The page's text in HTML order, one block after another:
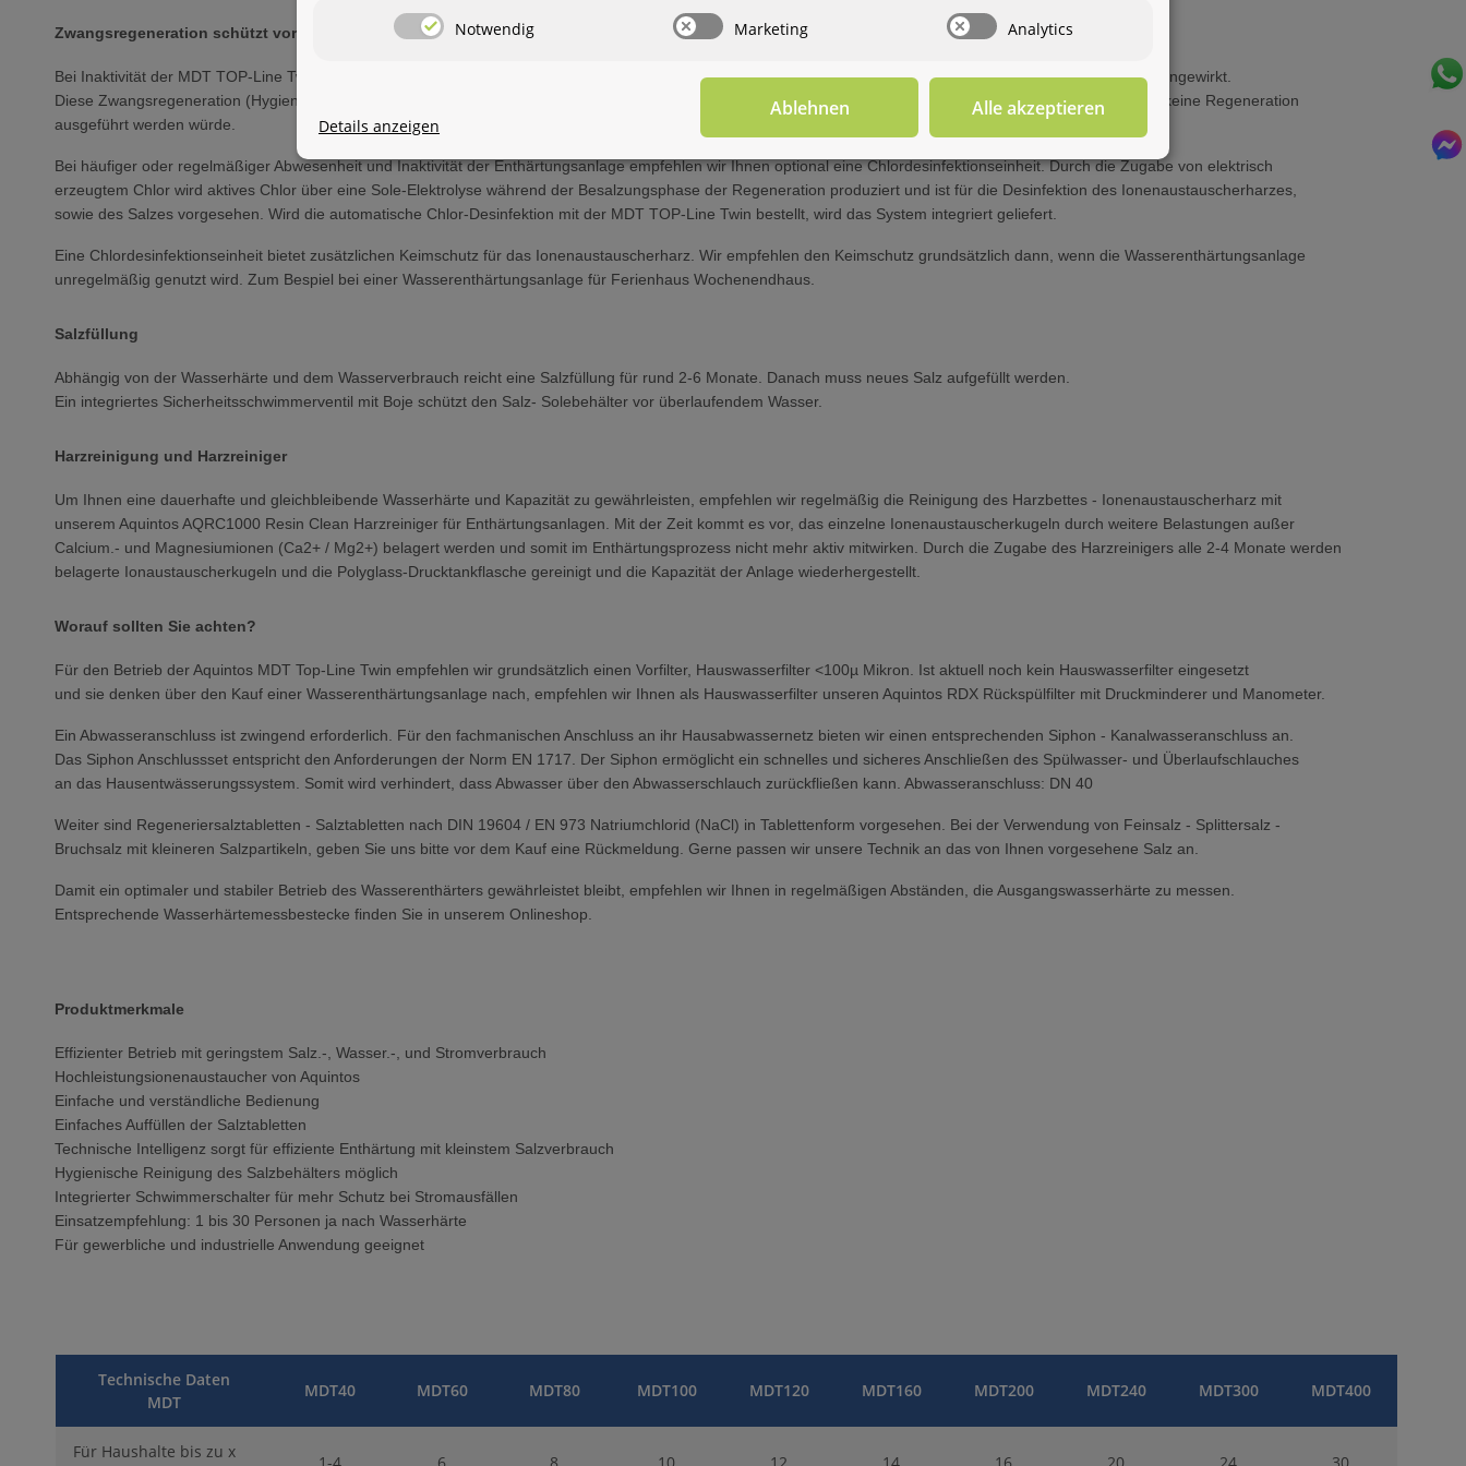
Zwangsregeneration schützt vor einer Anlagenverkeimung
Bei Inaktivität der MDT TOP-Line Twin startet die zeitliche Zwangsregeneration vollautomatisch am fünften Tag. Somit wird einer Verkeimung im Harzbett entgegengewirkt.
Diese Zwangsregeneration (Hygienespülung) ist eine Art Sicherheitsregeneration, die nur dann stattfindet, wenn durch die Mengensteuerung, z.B. durch Urlaub, keine Regeneration
ausgeführt werden würde.
Bei häufiger oder regelmäßiger Abwesenheit und Inaktivität der Enthärtungsanlage empfehlen wir Ihnen optional eine Chlordesinfektionseinheit. Durch die Zugabe von elektrisch
erzeugtem Chlor wird aktives Chlor über eine Sole-Elektrolyse während der Besalzungsphase der Regeneration produziert und ist für die Desinfektion des Ionenaustauscherharzes,
sowie des Salzes vorgesehen. Wird die automatische Chlor-Desinfektion mit der MDT TOP-Line Twin bestellt, wird das System integriert geliefert.
Eine Chlordesinfektionseinheit bietet zusätzlichen Keimschutz für das Ionenaustauscherharz. Wir empfehlen den Keimschutz grundsätzlich dann, wenn die Wasserenthärtungsanlage
unregelmäßig genutzt wird. Zum Bespiel bei einer Wasserenthärtungsanlage für Ferienhaus Wochenendhaus.
Salzfüllung
Abhängig von der Wasserhärte und dem Wasserverbrauch reicht eine Salzfüllung für rund 2-6 Monate. Danach muss neues Salz aufgefüllt werden.
Ein integriertes Sicherheitsschwimmerventil mit Boje schützt den Salz- Solebehälter vor überlaufendem Wasser.
Harzreinigung und Harzreiniger
Um Ihnen eine dauerhafte und gleichbleibende Wasserhärte und Kapazität zu gewährleisten, empfehlen wir regelmäßig die Reinigung des Harzbettes - Ionenaustauscherharz mit
unserem Aquintos AQRC1000 Resin Clean Harzreiniger für Enthärtungsanlagen. Mit der Zeit kommt es vor, das einzelne Ionenaustauscherkugeln durch weitere Belastungen außer
Calcium.- und Magnesiumionen (Ca2+ / Mg2+) belagert werden und somit im Enthärtungsprozess nicht mehr aktiv mitwirken. Durch die Zugabe des Harzreinigers alle 2-4 Monate werden
belagerte Ionaustauscherkugeln und die Polyglass-Drucktankflasche gereinigt und die Kapazität der Anlage wiederhergestellt.
Worauf sollten Sie achten?
Für den Betrieb der Aquintos MDT Top-Line Twin empfehlen wir grundsätzlich einen Vorfilter, Hauswasserfilter <100µ Mikron. Ist aktuell noch kein Hauswasserfilter eingesetzt
und sie denken über den Kauf einer Wasserenthärtungsanlage nach, empfehlen wir Ihnen als Hauswasserfilter unseren Aquintos RDX Rückspülfilter mit Druckminderer und Manometer.
Ein Abwasseranschluss ist zwingend erforderlich. Für den fachmanischen Anschluss an ihr Hausabwassernetz bieten wir einen entsprechenden Siphon - Kanalwasseranschluss an.
Das Siphon Anschlussset entspricht den Anforderungen der Norm EN 1717. Der Siphon ermöglicht ein schnelles und sicheres Anschließen des Spülwasser- und Überlaufschlauches
an das Hausentwässerungssystem. Somit wird verhindert, dass Abwasser über den Abwasserschlauch zurückfließen kann. Abwasseranschluss: DN 40
Weiter sind Regeneriersalztabletten - Salztabletten nach DIN 19604 / EN 973 Natriumchlorid (NaCl) in Tablettenform vorgesehen. Bei der Verwendung von Feinsalz - Splittersalz -
Bruchsalz mit kleineren Salzpartikeln, geben Sie uns bitte vor dem Kauf eine Rückmeldung. Gerne passen wir unsere Technik an das von Ihnen vorgesehene Salz an.
Damit ein optimaler und stabiler Betrieb des Wasserenthärters gewährleistet bleibt, empfehlen wir Ihnen in regelmäßigen Abständen, die Ausgangswasserhärte zu messen.
Entsprechende Wasserhärtemessbestecke finden Sie in unserem Onlineshop.
Produktmerkmale
Effizienter Betrieb mit geringstem Salz.-, Wasser.-, und Stromverbrauch
Hochleistungsionenaustaucher von Aquintos
Einfache und verständliche Bedienung
Einfaches Auffüllen der Salztabletten
Technische Intelligenz sorgt für effiziente Enthärtung mit kleinstem Salzverbrauch
Hygienische Reinigung des Salzbehälters möglich
Integrierter Schwimmerschalter für mehr Schutz bei Stromausfällen
Einsatzempfehlung: 1 bis 30 Personen ja nach Wasserhärte
Für gewerbliche und industrielle Anwendung geeignet
Technische Daten
MDT
MDT40 MDT60 MDT80 MDT100 MDT120 MDT160 MDT200 MDT240 MDT300 MDT400
Für Haushalte bis zu x
Ihnen behilflich sein?
Für diesen Service benötigen Sie WhatsApp. Alternativ
Notwendig Marketing Analytics
Details anzeigen
Ablehnen Alle akzeptieren